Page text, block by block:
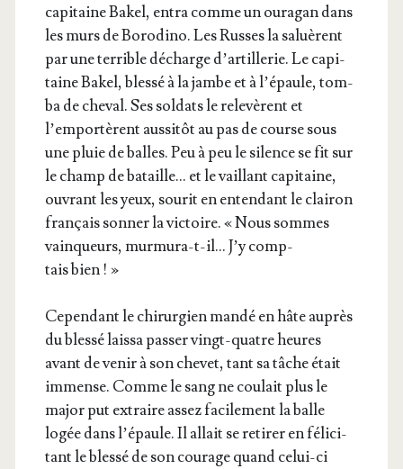
capi­taine Bakel, entra comme un oura­gan dans
les murs de Boro­di­no. Les Russes la saluèrent
par une ter­rible décharge d’ar­tille­rie. Le capi­
taine Bakel, bles­sé à la jambe et à l’é­paule, tom­
ba de che­val. Ses sol­dats le rele­vèrent et
l’emportèrent aus­si­tôt au pas de course sous
une pluie de balles. Peu à peu le silence se fit sur
le champ de bataille… et le vaillant capi­taine,
ouvrant les yeux, sou­rit en enten­dant le clai­ron
fran­çais son­ner la vic­toire. « Nous sommes
vain­queurs, mur­mu­ra-t-il… J’y comp­
tais bien ! »
Cepen­dant le chi­rur­gien man­dé en hâte auprès
du bles­sé lais­sa pas­ser vingt-quatre heures
avant de venir à son che­vet, tant sa tâche était
immense. Comme le sang ne cou­lait plus le
major put extraire assez facile­ment la balle
logée dans l’é­paule. Il allait se reti­rer en féli­ci­
tant le bles­sé de son cou­rage quand celui-ci